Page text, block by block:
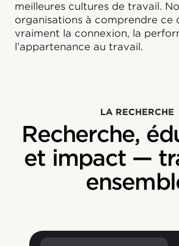
meilleures cultures de travail.
organisations à comprendre ce
vraiment la connexion, la
l’appartenance au travail.
LA RECHERCHE
Recherche,
et impact —